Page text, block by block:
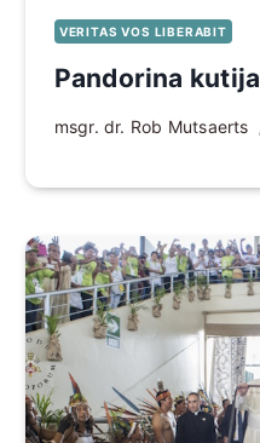
VERITAS VOS LIBERABIT
Pandorina kutija
msgr. dr. Rob Mutsaerts